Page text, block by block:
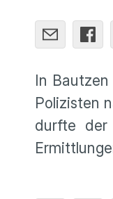
In
Polizisten
durfte der